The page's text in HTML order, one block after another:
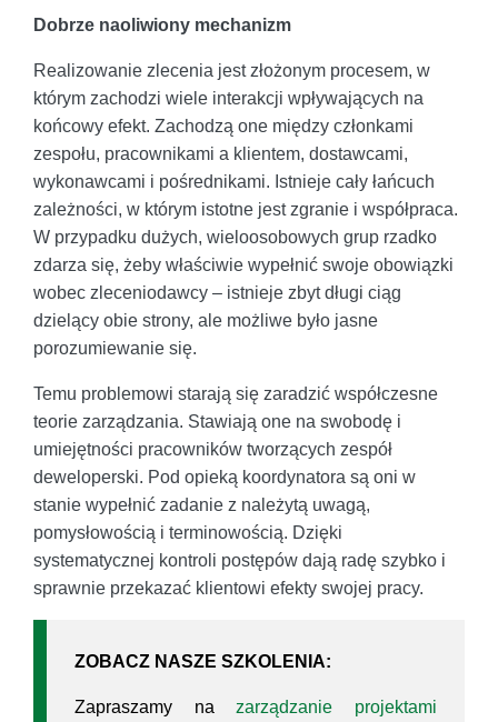
Dobrze naoliwiony mechanizm
Realizowanie zlecenia jest złożonym procesem, w
którym zachodzi wiele interakcji wpływających na
końcowy efekt. Zachodzą one między członkami
zespołu, pracownikami a klientem, dostawcami,
wykonawcami i pośrednikami. Istnieje cały łańcuch
zależności, w którym istotne jest zgranie i współpraca.
W przypadku dużych, wieloosobowych grup rzadko
zdarza się, żeby właściwie wypełnić swoje obowiązki
wobec zleceniodawcy – istnieje zbyt długi ciąg
dzielący obie strony, ale możliwe było jasne
porozumiewanie się.
Temu problemowi starają się zaradzić współczesne
teorie zarządzania. Stawiają one na swobodę i
umiejętności pracowników tworzących zespół
deweloperski. Pod opieką koordynatora są oni w
stanie wypełnić zadanie z należytą uwagą,
pomysłowością i terminowością. Dzięki
systematycznej kontroli postępów dają radę szybko i
sprawnie przekazać klientowi efekty swojej pracy.
ZOBACZ NASZE SZKOLENIA:
Zapraszamy nazarządzanie projektami